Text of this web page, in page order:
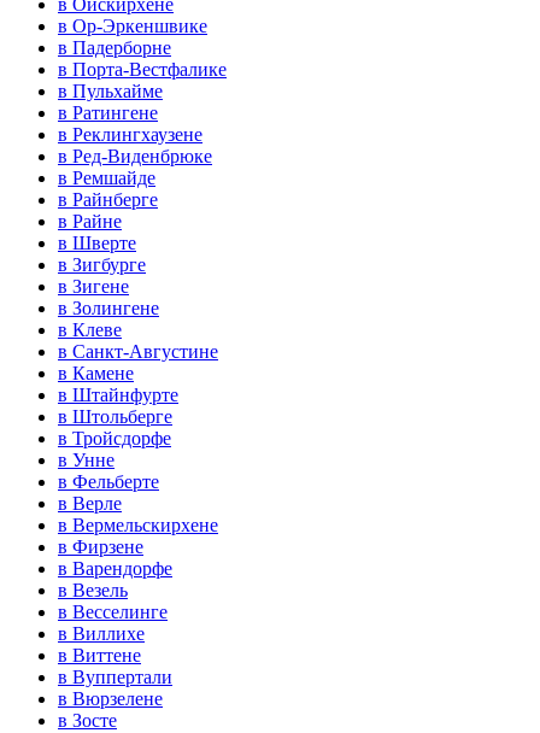
в Ойскирхене
в Ор-Эркеншвике
в Падерборне
в Порта-Вестфалике
в Пульхайме
в Ратингене
в Реклингхаузене
в Ред-Виденбрюке
в Ремшайде
в Райнберге
в Райне
в Шверте
в Зигбурге
в Зигене
в Золингене
в Клеве
в Санкт-Августине
в Камене
в Штайнфурте
в Штольберге
в Тройсдорфе
в Унне
в Фельберте
в Верле
в Вермельскирхене
в Фирзене
в Варендорфе
в Везель
в Весселинге
в Виллихе
в Виттене
в Вуппертали
в Вюрзелене
в Зосте